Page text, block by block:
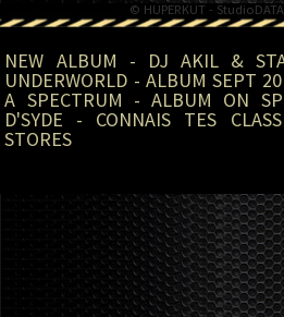
© HUPERKUT -
NEW ALBUM - DJ AKIL &
UNDERWORLD - ALBUM SEPT
A SPECTRUM - ALBUM ON
D'SYDE - CONNAIS TES
STORES